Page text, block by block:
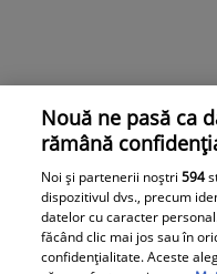
De ce a renunțat Andra
„Intri într-un joc în care
Andra Măruță a făcut
Nouă ne pasă ca
rămână
Noi și partenerii noștri594
dispozitivul dvs., precum
datelor cu caracter
făcând clic mai jos sau în
confidențialitate. Aceste